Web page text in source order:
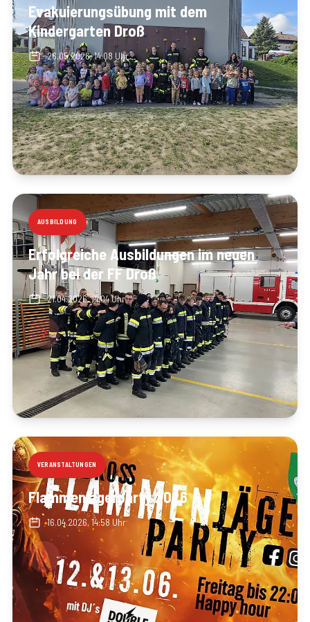
Evakuierungsübung mit dem
Kindergarten Droß
26.05.2026, 14:08 Uhr
AUSBILDUNG
Erfolgreiche Ausbildungen im neuen
Jahr bei der FF Droß
21.04.2026, 14:04 Uhr
VERANSTALTUNGEN
Flammenjägerparty 2026
16.04.2026, 14:58 Uhr